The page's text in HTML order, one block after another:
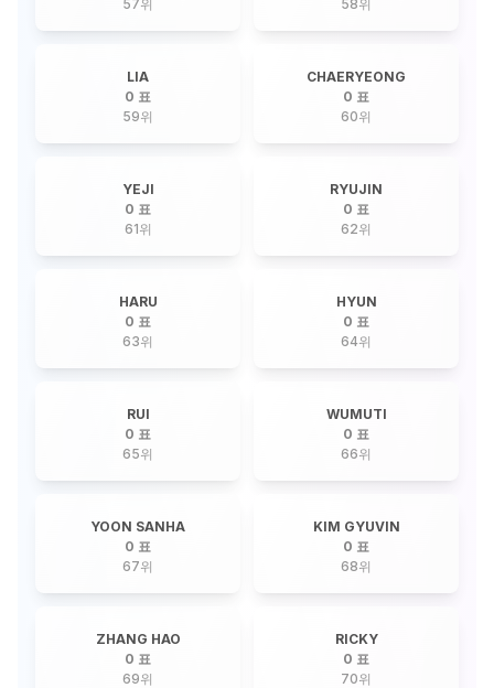
57위 58위
LIA
0 표
59위
CHAERYEONG
0 표
60위
YEJI
0 표
61위
RYUJIN
0 표
62위
HARU
0 표
63위
HYUN
0 표
64위
RUI
0 표
65위
WUMUTI
0 표
66위
YOON SANHA
0 표
67위
KIM GYUVIN
0 표
68위
ZHANG HAO
0 표
69위
RICKY
0 표
70위